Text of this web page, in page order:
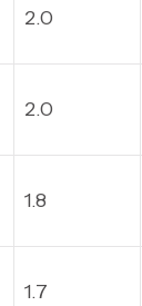
2.0
2.0
1.8
1.7